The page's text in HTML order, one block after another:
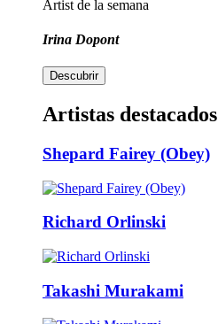
Artist de la semana
Irina Dopont
Descubrir
Artistas destacados
Shepard Fairey (Obey)
Richard Orlinski
Takashi Murakami